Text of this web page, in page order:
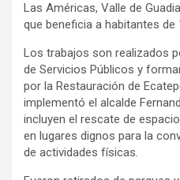
Las Américas, Valle de
que beneficia a habitantes de
Los trabajos son realizados
de Servicios Públicos y
por la Restauración de
implementó el alcalde
incluyen el rescate de
en lugares dignos para la
de actividades físicas.